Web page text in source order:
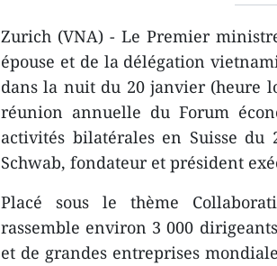
Zurich (VNA) - Le Premier
épouse et de la délégation
dans la nuit du 20 janvier (heure
réunion annuelle du Forum
activités bilatérales en Suisse
Schwab, fondateur et président
Placé sous le thème
rassemble environ 3 000
et de grandes entreprises